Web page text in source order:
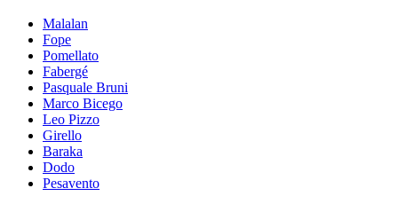
Malalan
Fope
Pomellato
Fabergé
Pasquale Bruni
Marco Bicego
Leo Pizzo
Girello
Baraka
Dodo
Pesavento